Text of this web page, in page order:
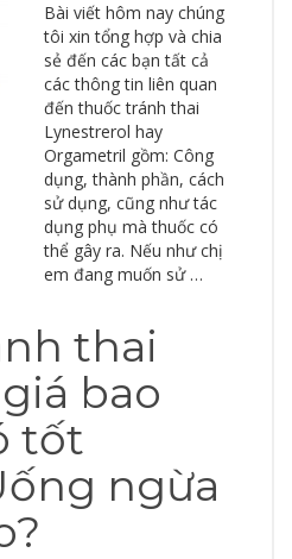
Bài viết hôm nay chúng
tôi xin tổng hợp và chia
sẻ đến các bạn tất cả
các thông tin liên quan
đến thuốc tránh thai
Lynestrerol hay
Orgametril gồm: Công
dụng, thành phần, cách
sử dụng, cũng như tác
dụng phụ mà thuốc có
thể gây ra. Nếu như chị
em đang muốn sử …
thai
bao
tốt
ngừa